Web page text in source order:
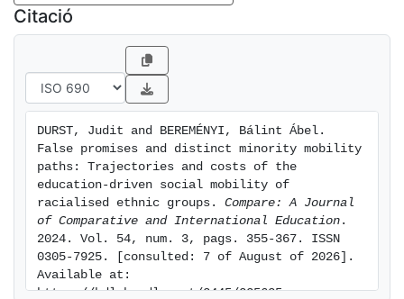
social mobility for them? Finally, what are the social
implications of their ‘individual success at the cost of
collective failure’ (Reay 2018)?
Citació
DURST, Judit and BEREMÉNYI, Bálint Ábel.
False promises and distinct minority mobility
paths: Trajectories and costs of the
education-driven social mobility of
racialised ethnic groups. Compare: A Journal
of Comparative and International Education .
2024. Vol. 54, num. 3, pags. 355-367. ISSN
0305-7925. [consulted: 7 of August of 2026].
Available at:
https://hdl.handle.net/2445/225635